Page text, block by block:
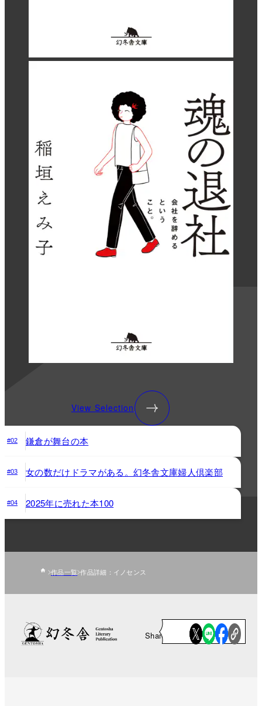
View Selection
#02 鎌倉が舞台の本
#03 女の数だけドラマがある。幻冬舎文庫婦人倶楽部
#04 2025年に売れた本100
作品一覧 作品詳細：イノセンス
Share